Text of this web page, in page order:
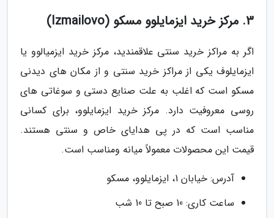
3. مرکز خرید ایزمایلوو مسکو (Izmailovo)
اگر به مراکز خرید سنتی علاقمندید، مرکز خرید ایزمیالوو یا
ایزمایلوف یکی از مراکز خرید سنتی و از مکان های دیدنی
مسکو است که اغلب به علت صنایع دستی و سوغاتی های
روسی معروفیت دارد. مرکز خرید ایزمایلوو، برای کسانی
مناسب است که در پی هدایای خاص و سنتی هستند.
قیمت این محصولات معمولاً میانه ومناسب است.
آدرس: خیابان 1، ایزمایلوو، مسکو
ساعت کاری: 10 صبح تا 10 شب